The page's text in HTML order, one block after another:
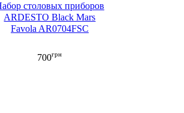
столовых приборов
ARDESTO Black Mars
Favola AR0704FSC
700грн